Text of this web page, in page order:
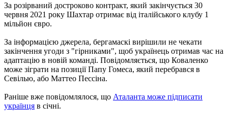
За розірваний достроково контракт, який закінчується 30
червня 2021 року Шахтар отримає від італійського клубу 1
мільйон євро.
За інформацією джерела, бергамаскі вирішили не чекати
закінчення угоди з "гірниками", щоб українець отримав час на
адаптацію в новій команді. Повідомляється, що Коваленко
може зіграти на позиції Папу Гомеса, який перебрався в
Севілью, або Маттео Пессіна.
Раніше вже повідомлялося, що Аталанта може підписати
українця в січні.